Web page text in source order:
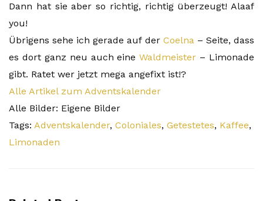
Dann hat sie aber so richtig, richtig überzeugt! Alaaf
you!
Übrigens sehe ich gerade auf der Coelna– Seite, dass
es dort ganz neu auch eineWaldmeister – Limonade
gibt. Ratet wer jetzt mega angefixt ist!?
Alle Artikel zum Adventskalender
Alle Bilder: Eigene Bilder
Tags: Adventskalender, Coloniales, Getestetes, Kaffee,
Limonaden